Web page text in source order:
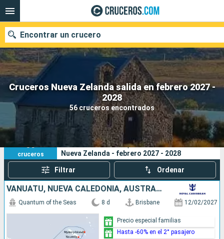
Cruceros Nueva Zelanda salida en febrero 2027 -
2028
56 cruceros encontrados
Encontrar un crucero
Nuestros destinos
Fecha de salida
Puertos Compañías
Buscar
56
cruceros
Sus criterios de búsqueda:
Nueva Zelanda - febrero 2027 - 2028
Filtrar Ordenar
VANUATU, NUEVA CALEDONIA, AUSTRALIA
Quantum of the Seas 8 d Brisbane 12/02/2027
Precio especial familias
Hasta -60% en el 2° pasajero